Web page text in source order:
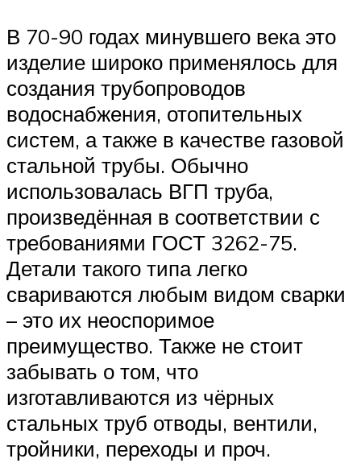
В 70-90 годах минувшего века это
изделие широко применялось для
создания трубопроводов
водоснабжения, отопительных
систем, а также в качестве газовой
стальной трубы. Обычно
использовалась ВГП труба,
произведённая в соответствии с
требованиями ГОСТ 3262-75.
Детали такого типа легко
свариваются любым видом сварки
– это их неоспоримое
преимущество. Также не стоит
забывать о том, что
изготавливаются из чёрных
стальных труб отводы, вентили,
тройники, переходы и проч.